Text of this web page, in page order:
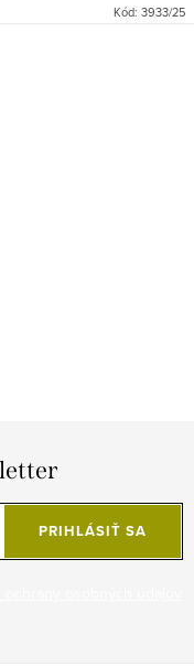
Kód: 3933/25
PRIHLÁSIŤ SA